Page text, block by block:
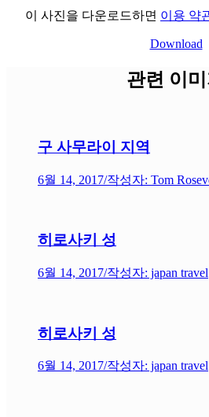
이 사진을 다운로드하면 이용 약
Download
관련 이미
구 사무라이 지역
6월 14, 2017/작성자: Tom
히로사키 성
6월 14, 2017/작성자: japan travel
히로사키 성
6월 14, 2017/작성자: japan travel